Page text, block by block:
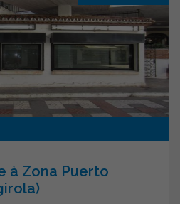
à Zona Puerto